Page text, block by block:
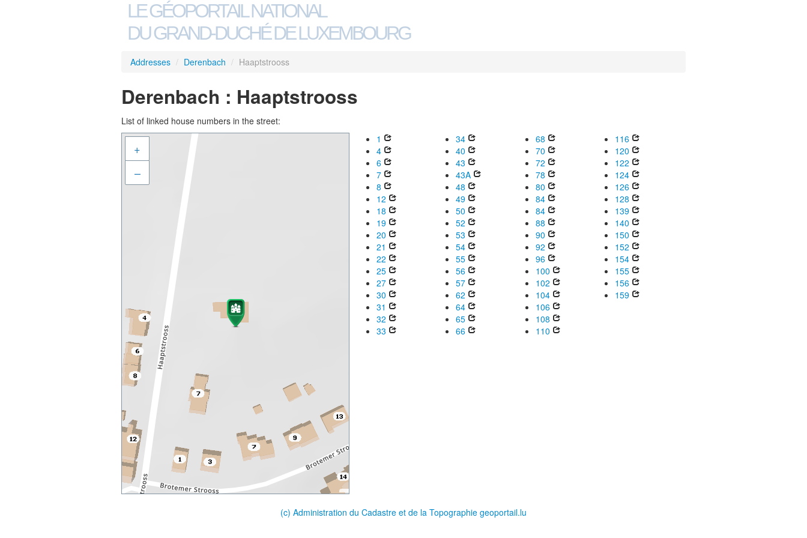
LE GÉOPORTAIL NATIONAL
DU GRAND-DUCHÉ DE LUXEMBOURG
Addresses / Derenbach / Haaptstrooss
Derenbach : Haaptstrooss
List of linked house numbers in the street:
+
–
1
4
6
7
8
12
18
19
20
21
22
25
27
30
31
32
33
34
40
43
43A
48
49
50
52
53
54
55
56
57
62
64
65
66
68
70
72
78
80
84
84
88
90
92
96
100
102
104
106
108
110
116
120
122
124
126
128
139
140
150
152
154
155
156
159
(c) Administration du Cadastre et de la Topographie geoportail.lu